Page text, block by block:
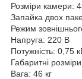
Розміри камери:
Запайка двох
Режим
Напруга: 220 В
Потужність: 0,75
Габаритні
Вага: 46 кг